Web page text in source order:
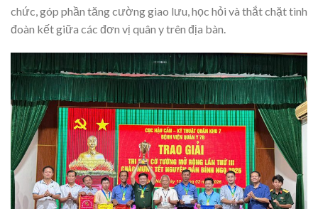
chức, góp phần tăng cường giao lưu, học hỏi và thắt chặt tình
đoàn kết giữa các đơn vị quân y trên địa bàn.